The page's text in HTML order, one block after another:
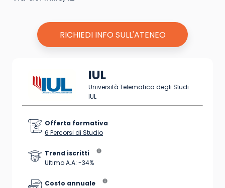
RICHIEDI INFO SULL'ATENEO
IUL
Università Telematica degli Studi
IUL
Offerta formativa
6 Percorsi di Studio
Trend iscritti
Ultimo A.A: -34%
Costo annuale